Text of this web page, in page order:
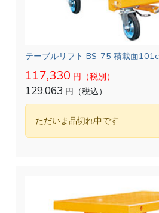
テーブルリフト BS-75 積載面
117,330 円（税別）
129,063 円（税込）
ただいま品切れ中です